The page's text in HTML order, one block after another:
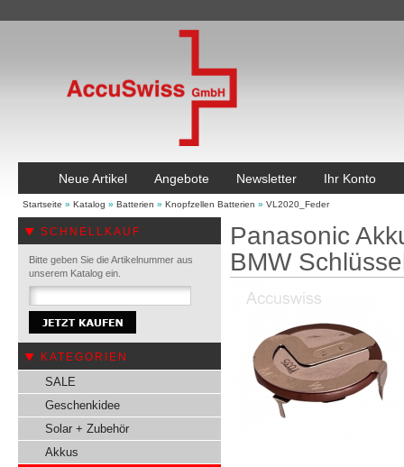
Neue Artikel Angebote Newsletter Ihr Konto
Startseite » Katalog » Batterien » Knopfzellen Batterien » VL2020_Feder
SCHNELLKAUF
Bitte geben Sie die Artikelnummer aus
unserem Katalog ein.
KATEGORIEN
SALE
Geschenkidee
Solar + Zubehör
Akkus
Panasonic
BMW